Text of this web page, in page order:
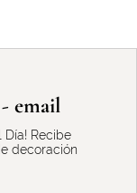
email
Día! Recibe
decoración